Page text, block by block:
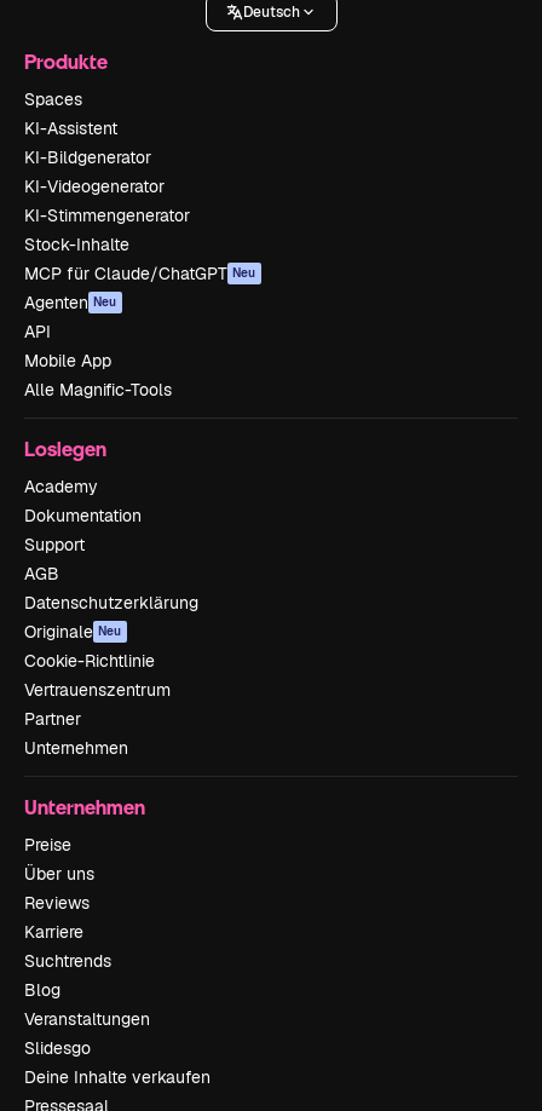
Deutsch
Produkte
Spaces
KI-Assistent
KI-Bildgenerator
KI-Videogenerator
KI-Stimmengenerator
Stock-Inhalte
MCP für Claude/ChatGPT Neu
Agenten Neu
API
Mobile App
Alle Magnific-Tools
Loslegen
Academy
Dokumentation
Support
AGB
Datenschutzerklärung
Originale Neu
Cookie-Richtlinie
Vertrauenszentrum
Partner
Unternehmen
Unternehmen
Preise
Über uns
Reviews
Karriere
Suchtrends
Blog
Veranstaltungen
Slidesgo
Deine Inhalte verkaufen
Pressesaal